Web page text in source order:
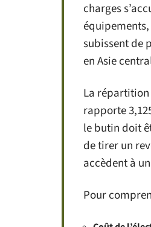
charges
subissent de
en Asie
La
rapporte
le butin doit
de tirer un
accèdent à
Pour